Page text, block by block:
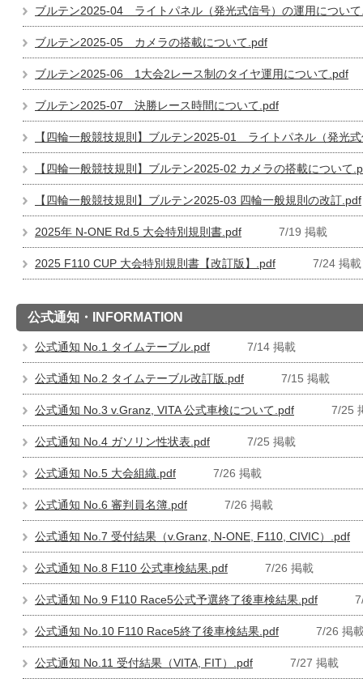
ブルテン2025-04 ライトパネル（発光式信号）の運用につい
ブルテン2025-05 カメラの搭載について.pdf
ブルテン2025-06 1大会2レース制のタイヤ運用について.pdf
ブルテン2025-07 決勝レース時間について.pdf
【四輪一般競技規則】ブルテン2025-01 ライトパネル（発光
【四輪一般競技規則】ブルテン2025-02 カメラの搭載について
【四輪一般競技規則】ブルテン2025-03 四輪一般規則の改訂.pdf
2025年 N-ONE Rd.5 大会特別規則書.pdf 7/19 掲載
2025 F110 CUP 大会特別規則書【改訂版】.pdf 7/24 掲載
公式通知・INFORMATION
公式通知 No.1 タイムテーブル.pdf 7/14 掲載
公式通知 No.2 タイムテーブル改訂版.pdf 7/15 掲載
公式通知 No.3 v.Granz, VITA 公式車検について.pdf 7/25
公式通知 No.4 ガソリン性状表.pdf 7/25 掲載
公式通知 No.5 大会組織.pdf 7/26 掲載
公式通知 No.6 審判員名簿.pdf 7/26 掲載
公式通知 No.7 受付結果（v.Granz, N-ONE, F110, CIVIC）.pdf
公式通知 No.8 F110 公式車検結果.pdf 7/26 掲載
公式通知 No.9 F110 Race5公式予選終了後車検結果.pdf
公式通知 No.10 F110 Race5終了後車検結果.pdf 7/26 掲
公式通知 No.11 受付結果（VITA, FIT）.pdf 7/27 掲載